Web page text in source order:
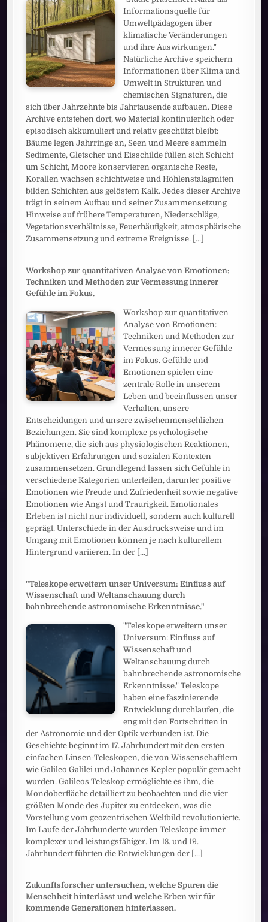
Informationsquelle für
Umweltpädagogen über
klimatische Veränderungen
und ihre Auswirkungen."
Natürliche Archive speichern
Informationen über Klima und
Umwelt in Strukturen und
chemischen Signaturen, die
sich über Jahrzehnte bis Jahrtausende aufbauen. Diese
Archive entstehen dort, wo Material kontinuierlich oder
episodisch akkumuliert und relativ geschützt bleibt:
Bäume legen Jahrringe an, Seen und Meere sammeln
Sedimente, Gletscher und Eisschilde füllen sich Schicht
um Schicht, Moore konservieren organische Reste,
Korallen wachsen schichtweise und Höhlenstalagmiten
bilden Schichten aus gelöstem Kalk. Jedes dieser Archive
trägt in seinem Aufbau und seiner Zusammensetzung
Hinweise auf frühere Temperaturen, Niederschläge,
Vegetationsverhältnisse, Feuerhäufigkeit, atmosphärische
Zusammensetzung und extreme Ereignisse. [...]
Workshop zur quantitativen Analyse von Emotionen:
Techniken und Methoden zur Vermessung innerer
Gefühle im Fokus.
Workshop zur quantitativen
Analyse von Emotionen:
Techniken und Methoden zur
Vermessung innerer Gefühle
im Fokus. Gefühle und
Emotionen spielen eine
zentrale Rolle in unserem
Leben und beeinflussen unser
Verhalten, unsere
Entscheidungen und unsere zwischenmenschlichen
Beziehungen. Sie sind komplexe psychologische
Phänomene, die sich aus physiologischen Reaktionen,
subjektiven Erfahrungen und sozialen Kontexten
zusammensetzen. Grundlegend lassen sich Gefühle in
verschiedene Kategorien unterteilen, darunter positive
Emotionen wie Freude und Zufriedenheit sowie negative
Emotionen wie Angst und Traurigkeit. Emotionales
Erleben ist nicht nur individuell, sondern auch kulturell
geprägt. Unterschiede in der Ausdrucksweise und im
Umgang mit Emotionen können je nach kulturellem
Hintergrund variieren. In der [...]
"Teleskope erweitern unser Universum: Einfluss auf
Wissenschaft und Weltanschauung durch
bahnbrechende astronomische Erkenntnisse."
"Teleskope erweitern unser
Universum: Einfluss auf
Wissenschaft und
Weltanschauung durch
bahnbrechende astronomische
Erkenntnisse." Teleskope
haben eine faszinierende
Entwicklung durchlaufen, die
eng mit den Fortschritten in
der Astronomie und der Optik verbunden ist. Die
Geschichte beginnt im 17. Jahrhundert mit den ersten
einfachen Linsen-Teleskopen, die von Wissenschaftlern
wie Galileo Galilei und Johannes Kepler populär gemacht
wurden. Galileos Teleskop ermöglichte es ihm, die
Mondoberfläche detailliert zu beobachten und die vier
größten Monde des Jupiter zu entdecken, was die
Vorstellung vom geozentrischen Weltbild revolutionierte.
Im Laufe der Jahrhunderte wurden Teleskope immer
komplexer und leistungsfähiger. Im 18. und 19.
Jahrhundert führten die Entwicklungen der [...]
Zukunftsforscher untersuchen, welche Spuren die
Menschheit hinterlässt und welche Erben wir für
kommende Generationen hinterlassen.